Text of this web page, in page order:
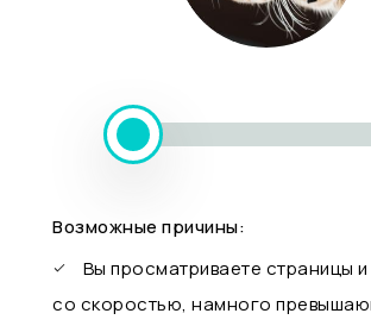
Возможные причины:
Вы просматриваете страницы и
со скоростью, намного